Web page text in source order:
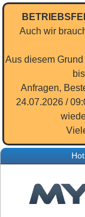
Zum Hauptinhalt
Auch wir
Aus diesem
Anfragen,
24.07.2026 /